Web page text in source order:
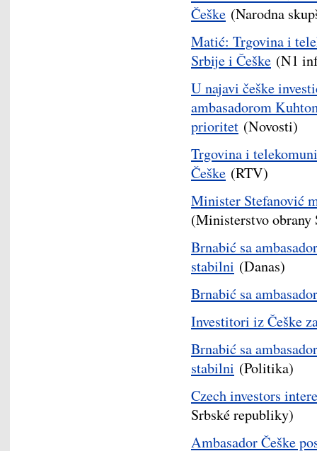
Češke (Narodna
Matić: Trgovina i
Srbije i Češke (N1
U najavi češke
ambasadorom
prioritet (Novosti)
Trgovina i
Češke (RTV)
Minister Stefanović
(Ministerstvo
Brnabić sa
stabilni (Danas)
Brnabić sa
Investitori iz Češke
Brnabić sa
stabilni (Politika)
Czech investors
Srbské republiky)
Ambasador Češke